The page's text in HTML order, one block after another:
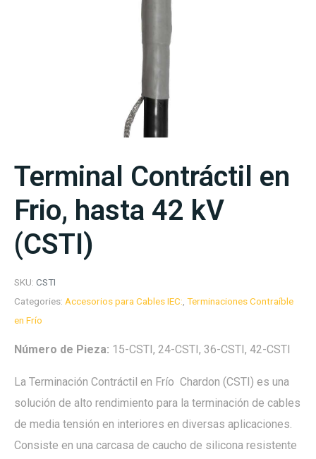
Terminal Contráctil en
Frio, hasta 42 kV
(CSTI)
SKU: CSTI
Categories: Accesorios para Cables IEC: Terminaciones Contraíble
en Frío
Número de Pieza: 15-CSTI, 24-CSTI, 36-CSTI, 42-CSTI
La Terminación Contráctil en Frío Chardon (CSTI) es una
solución de alto rendimiento para la terminación de cables
de media tensión en interiores en diversas aplicaciones.
Consiste en una carcasa de caucho de silicona resistente